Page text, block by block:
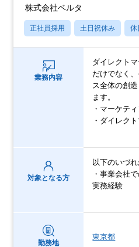
株式会社ベルタ
正社員採用 土日祝休み 休
業務内容
ダイレクト
だけでなく
ス全体の創
ます。
・マーケテ
・ダイレク
対象となる方
以下のいづ
・事業会社
実務経験
勤務地
東京都